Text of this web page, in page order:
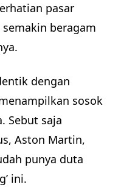
pasar
semakin beragam
dengan
sosok
Sebut saja
Aston Martin,
punya duta
ini.